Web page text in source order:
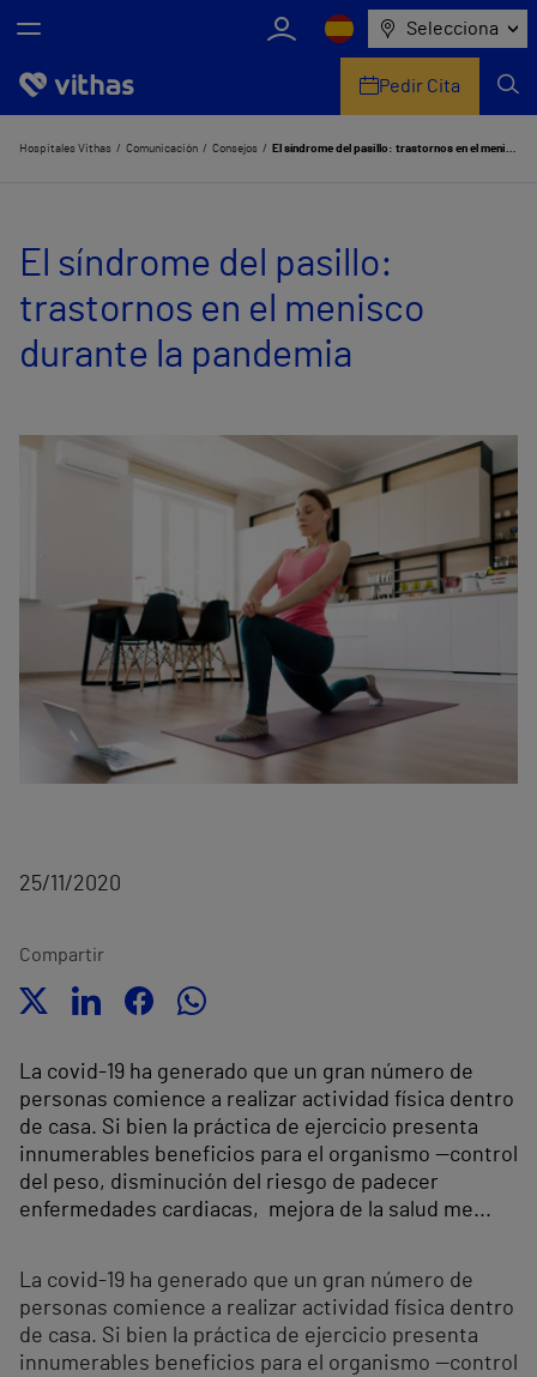
Selecciona
Nosotros
Servicios de salud
Equipo médico y asistencial
Comunicación
Pedir Cita
Hospitales Vithas Comunicación Consejos El síndrome del pasillo: trastornos en el menisco durante la pandemia
El síndrome del pasillo:
trastornos en el menisco
durante la pandemia
25/11/2020
Compartir
La covid-19 ha generado que un gran número de
personas comience a realizar actividad física dentro
de casa. Si bien la práctica de ejercicio presenta
innumerables beneficios para el organismo —control
del peso, disminución del riesgo de padecer
enfermedades cardiacas, mejora de la salud me...
La covid-19 ha generado que un gran número de
personas comience a realizar actividad física dentro
de casa. Si bien la práctica de ejercicio presenta
innumerables beneficios para el organismo —control